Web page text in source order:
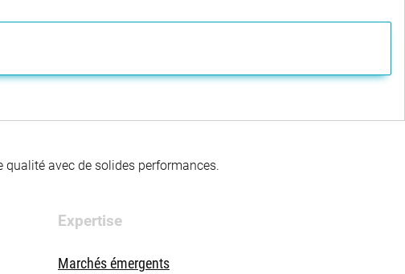
avec de solides performances.
Expertise
Marchés émergents